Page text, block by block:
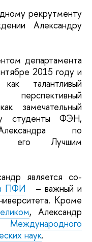
рекрутменту
Александру
департамента
2015 году и
талантливый
замечательный
студенты ФЭН,
по
его Лучшим
является со-
ПФИ – важный и
Кроме
, Александр
Международного
наук.